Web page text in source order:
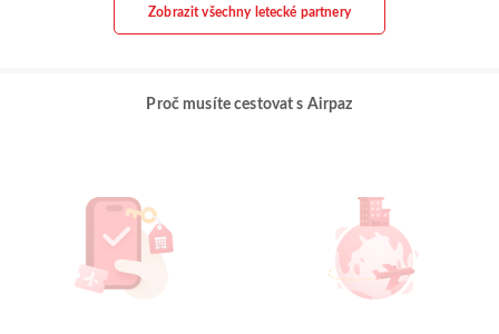
Zobrazit všechny letecké partnery
Proč musíte cestovat s Airpaz